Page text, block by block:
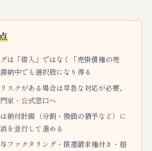
は「借入」ではなく「売掛債権の売
納中でも選択肢になり得る
スクがある場合は早急な対応が必要。
家・公式窓口へ
納付計画（分割・換価の猶予など）に
を並行して進める
ファクタリング・償還請求権付き・超